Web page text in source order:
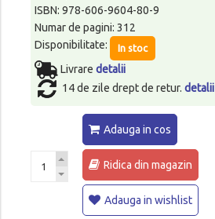
ISBN: 978-606-9604-80-9
Numar de pagini: 312
Disponibilitate:
In stoc
Livrare detalii
14 de zile drept de retur. detalii
Adauga in cos
Ridica din magazin
Adauga in wishlist